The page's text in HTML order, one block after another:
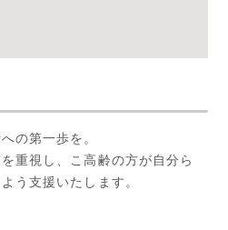
の第一歩を。
重視し、こ高齢の方が自分ら
う支援いたします。